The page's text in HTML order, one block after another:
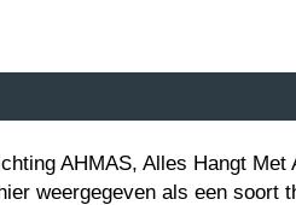
AHMAS, Alles Hangt
weergegeven als een soort